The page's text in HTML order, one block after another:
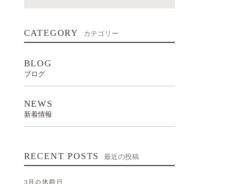
CATEGORY カテゴリー
BLOG
ブログ
NEWS
新着情報
RECENT POSTS 最近の投稿
3月の休診日